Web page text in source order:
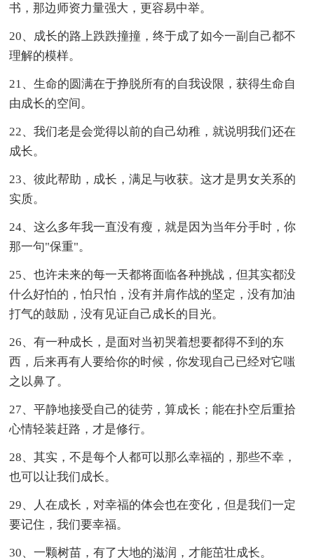
书，那边师资力量强大，更容易中举。
20、成长的路上跌跌撞撞，终于成了如今一副自己都不
理解的模样。
21、生命的圆满在于挣脱所有的自我设限，获得生命自
由成长的空间。
22、我们老是会觉得以前的自己幼稚，就说明我们还在
成长。
23、彼此帮助，成长，满足与收获。这才是男女关系的
实质。
24、这么多年我一直没有瘦，就是因为当年分手时，你
那一句"保重"。
25、也许未来的每一天都将面临各种挑战，但其实都没
什么好怕的，怕只怕，没有并肩作战的坚定，没有加油
打气的鼓励，没有见证自己成长的目光。
26、有一种成长，是面对当初哭着想要都得不到的东
西，后来再有人要给你的时候，你发现自己已经对它嗤
之以鼻了。
27、平静地接受自己的徒劳，算成长；能在扑空后重拾
心情轻装赶路，才是修行。
28、其实，不是每个人都可以那么幸福的，那些不幸，
也可以让我们成长。
29、人在成长，对幸福的体会也在变化，但是我们一定
要记住，我们要幸福。
30、一颗树苗，有了大地的滋润，才能茁壮成长。